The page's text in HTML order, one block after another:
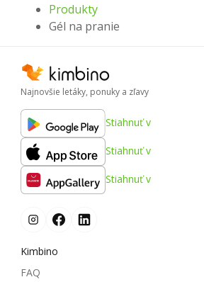
Produkty
Gél na pranie
Najnovšie letáky, ponuky a zľavy
Stiahnuť v
Stiahnuť v
Stiahnuť v
Kimbino
FAQ